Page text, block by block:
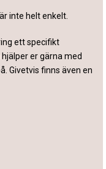
inte helt enkelt.
ett specifikt
er gärna med
Givetvis finns även en